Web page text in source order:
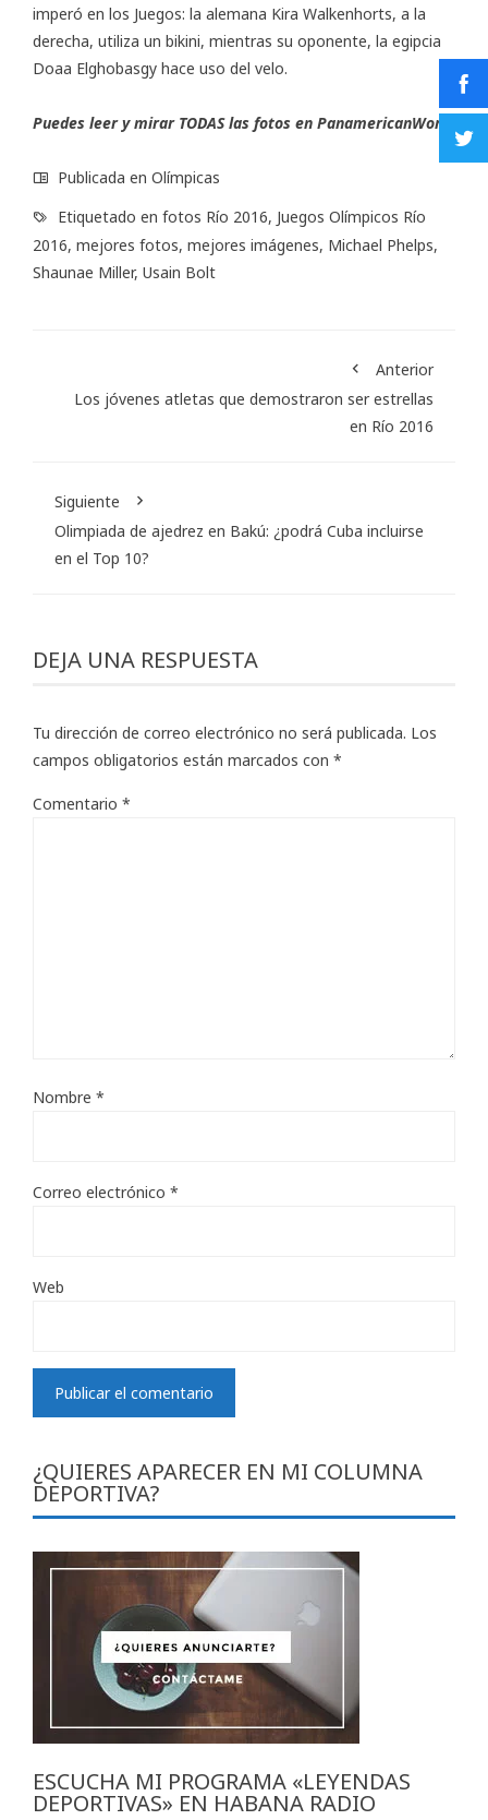
imperó en los Juegos: la alemana Kira Walkenhorts, a la
derecha, utiliza un bikini, mientras su oponente, la egipcia
Doaa Elghobasgy hace uso del velo.
Puedes leer y mirar TODAS las fotos en PanamericanWorld
Publicada en Olímpicas
Etiquetado en fotos Río 2016, Juegos Olímpicos Río
2016, mejores fotos, mejores imágenes, Michael Phelps,
Shaunae Miller, Usain Bolt
Anterior
Los jóvenes atletas que demostraron ser estrellas
en Río 2016
Siguiente
Olimpiada de ajedrez en Bakú: ¿podrá Cuba incluirse
en el Top 10?
DEJA UNA RESPUESTA
Tu dirección de correo electrónico no será publicada. Los
campos obligatorios están marcados con *
Comentario *
Nombre *
Correo electrónico *
Web
¿QUIERES APARECER EN MI COLUMNA
DEPORTIVA?
ESCUCHA MI PROGRAMA «LEYENDAS
DEPORTIVAS» EN HABANA RADIO